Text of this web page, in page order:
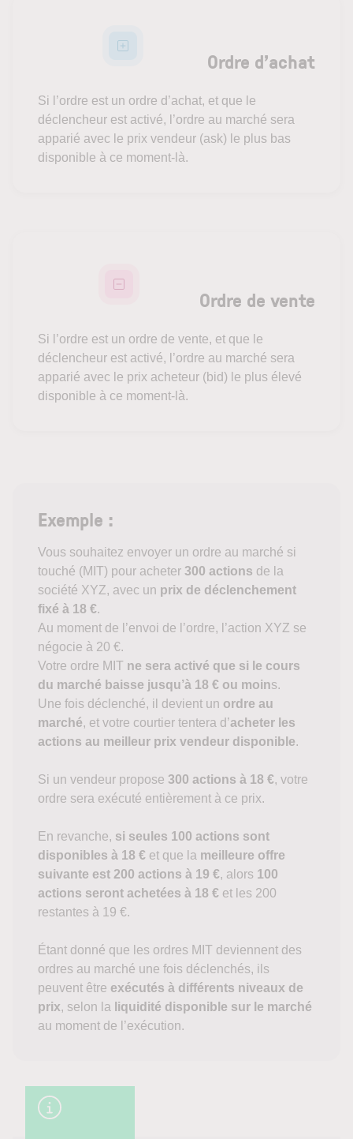
Ordre d’achat
Si l’ordre est un ordre d’achat, et que le
déclencheur est activé, l’ordre au marché sera
apparié avec le prix vendeur (ask) le plus bas
disponible à ce moment-là.
Ordre de vente
Si l’ordre est un ordre de vente, et que le
déclencheur est activé, l’ordre au marché sera
apparié avec le prix acheteur (bid) le plus élevé
disponible à ce moment-là.
Exemple :
Vous souhaitez envoyer un ordre au marché si
touché (MIT) pour acheter 300 actions de la
société XYZ, avec un prix de déclenchement
fixé à 18 €.
Au moment de l’envoi de l’ordre, l’action XYZ se
négocie à 20 €.
Votre ordre MIT ne sera activé que si le cours
du marché baisse jusqu’à 18 € ou moins.
Une fois déclenché, il devient un ordre au
marché, et votre courtier tentera d’acheter les
actions au meilleur prix vendeur disponible.
Si un vendeur propose 300 actions à 18 €, votre
ordre sera exécuté entièrement à ce prix.
En revanche, si seules 100 actions sont
disponibles à 18 € et que la meilleure offre
suivante est 200 actions à 19 €, alors 100
actions seront achetées à 18 € et les 200
restantes à 19 €.
Étant donné que les ordres MIT deviennent des
ordres au marché une fois déclenchés, ils
peuvent être exécutés à différents niveaux de
prix, selon la liquidité disponible sur le marché
au moment de l’exécution.